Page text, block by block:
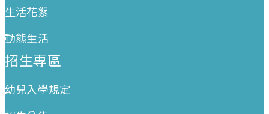
生活花絮
動態生活
招生專區
幼兒入學規定